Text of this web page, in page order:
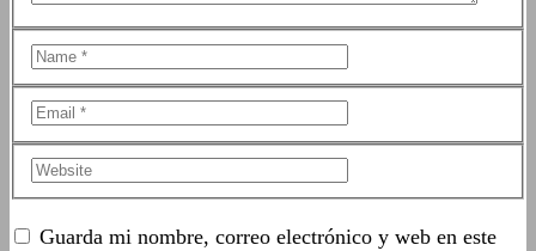
Guarda mi nombre, correo electrónico y web en este